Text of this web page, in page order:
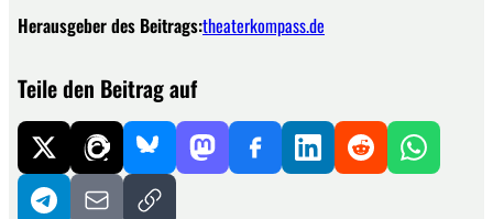
Herausgeber des Beitrags:theaterkompass.de
Teile den Beitrag auf